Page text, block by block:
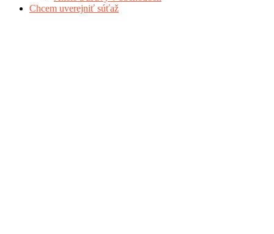
Chcem uverejniť súťaž